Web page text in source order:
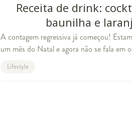
Receita de drink:
baunilha e
A contagem regressiva já começou!
um mês do Natal e agora não se fala em
ser sobre os preparativos, presentes e a
Westwing também mergulhou de cab
Lifestyle